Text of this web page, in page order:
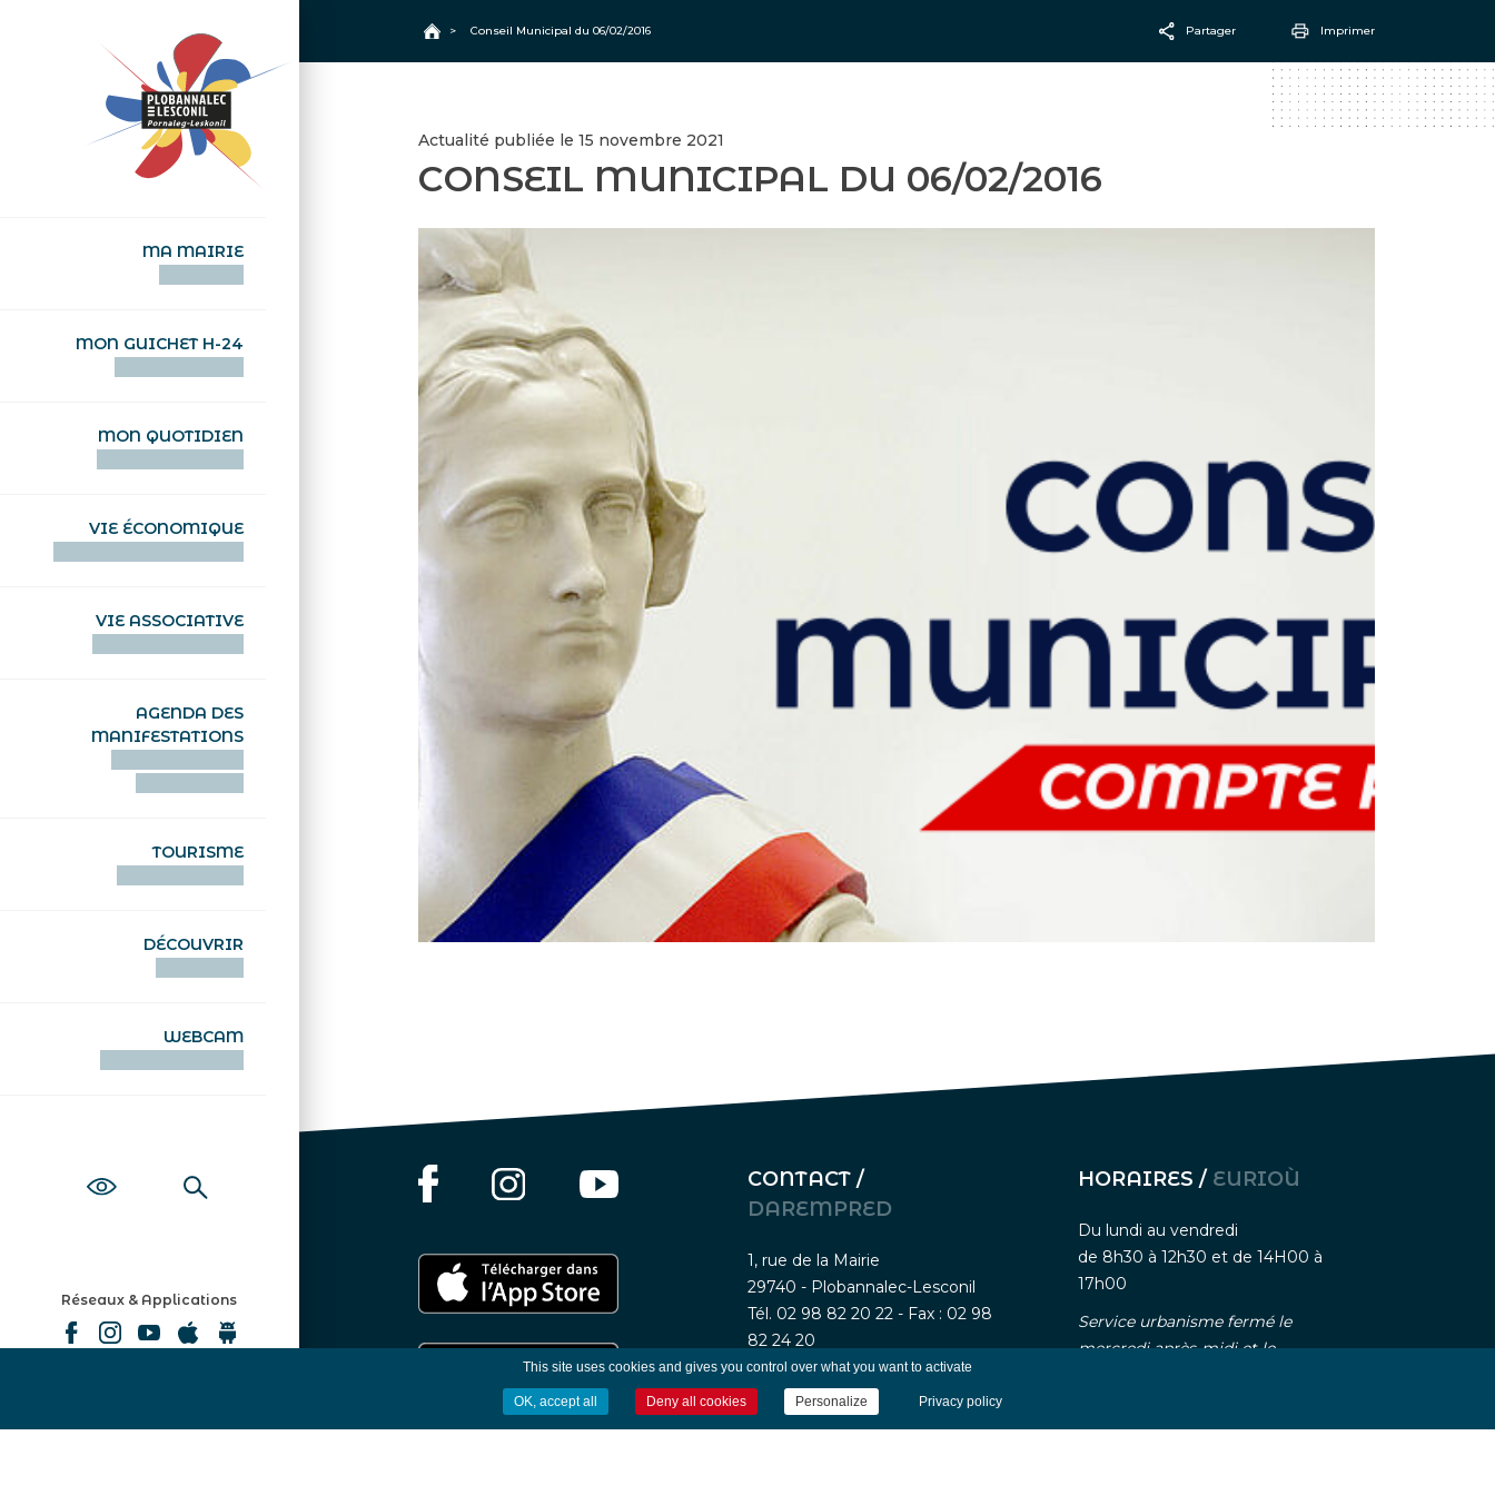
MA MAIRIE
MON GUICHET H-24
MON QUOTIDIEN
VIE ÉCONOMIQUE
VIE ASSOCIATIVE
AGENDA DES
MANIFESTATIONS
TOURISME
DÉCOUVRIR
WEBCAM
Réseaux & Applications
Accueil
> Conseil Municipal du 06/02/2016 Partager
Facebook
Imprimer
Actualité publiée le 15 novembre 2021
CONSEIL MUNICIPAL DU 06/02/2016
CONTACT /
DAREMPRED
1, rue de la Mairie
29740 - Plobannalec-Lesconil
Tél. 02 98 82 20 22 - Fax : 02 98
82 24 20
Nous contacter
HORAIRES / EURIOÙ
Du lundi au vendredi
de 8h30 à 12h30 et de 14H00 à
17h00
Service urbanisme fermé le
mercredi après-midi et le
This site uses cookies and gives you control over what you want to activate
OK, accept all Deny all cookies Personalize Privacy policy